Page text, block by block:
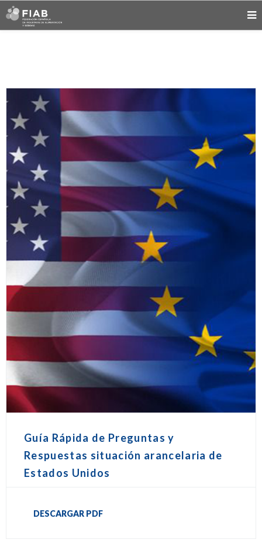
Guía Rápida de Preguntas y
Respuestas situación arancelaria de
Estados Unidos
DESCARGAR PDF